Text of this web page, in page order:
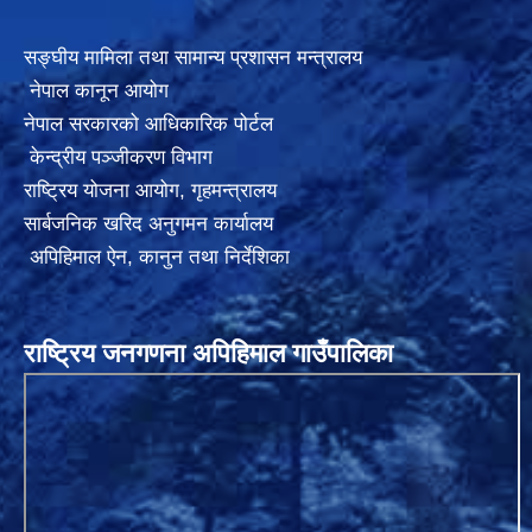
सङ्घीय मामिला तथा सामान्य प्रशासन मन्त्रालय
नेपाल कानून आयोग
नेपाल सरकारको आधिकारिक पोर्टल
केन्द्रीय पञ्जीकरण विभाग
राष्ट्रिय योजना आयोग,गृहमन्त्रालय
सार्बजनिक खरिद अनुगमन कार्यालय
अपिहिमाल ऐन, कानुन तथा निर्देशिका
राष्ट्रिय जनगणना अपिहिमाल गाउँपालिका